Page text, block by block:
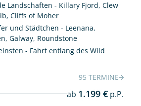
Landschaften - Killary Fjord, Clew
Cliffs of Moher
und Städtchen - Leenana,
Galway, Roundstone
- Fahrt entlang des Wild
95 TERMINE
ab 1.199 € p.P.